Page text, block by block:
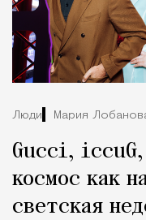
Люди Мария
Gucci, iccuG,
космос как
светская